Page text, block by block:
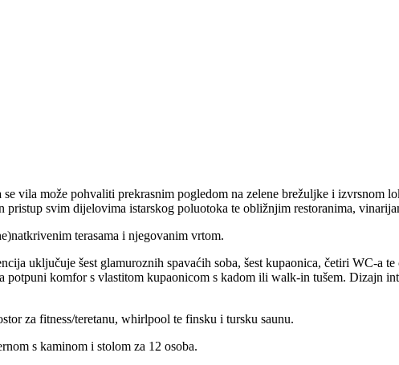
vila može pohvaliti prekrasnim pogledom na zelene brežuljke i
svim dijelovima istarskog poluotoka te obližnjim restoranima,
terasama i njegovanim vrtom.
uključuje šest glamuroznih spavaćih soba, šest kupaonica, četiri WC-a
potpuni komfor s vlastitom kupaonicom s kadom ili walk-in tušem. Dizajn
za fitness/teretanu, whirlpool te finsku i tursku saunu.
s kaminom i stolom za 12 osoba.